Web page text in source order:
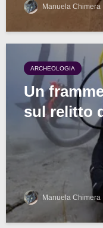
Manuela Chimera
ARCHEOLOGIA
Un
sul relitto
Manuela Chimera